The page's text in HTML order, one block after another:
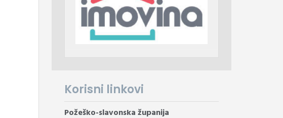
Korisni linkovi
Požeško-slavonska županija